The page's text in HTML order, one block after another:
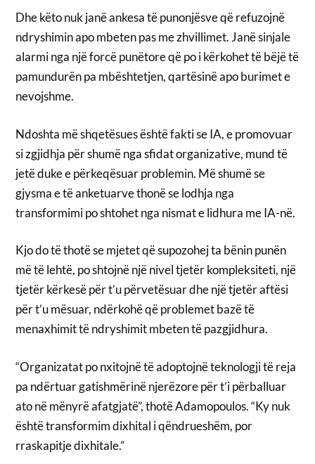
Dhe këto nuk janë ankesa të punonjësve që refuzojnë
ndryshimin apo mbeten pas me zhvillimet. Janë sinjale
alarmi nga një forcë punëtore që po i kërkohet të bëjë të
pamundurën pa mbështetjen, qartësinë apo burimet e
nevojshme.
Ndoshta më shqetësues është fakti se IA, e promovuar
si zgjidhja për shumë nga sfidat organizative, mund të
jetë duke e përkeqësuar problemin. Më shumë se
gjysma e të anketuarve thonë se lodhja nga
transformimi po shtohet nga nismat e lidhura me IA-në.
Kjo do të thotë se mjetet që supozohej ta bënin punën
më të lehtë, po shtojnë një nivel tjetër kompleksiteti, një
tjetër kërkesë për t’u përvetësuar dhe një tjetër aftësi
për t’u mësuar, ndërkohë që problemet bazë të
menaxhimit të ndryshimit mbeten të pazgjidhura.
“Organizatat po nxitojnë të adoptojnë teknologji të reja
pa ndërtuar gatishmërinë njerëzore për t’i përballuar
ato në mënyrë afatgjatë”, thotë Adamopoulos. “Ky nuk
është transformim dixhital i qëndrueshëm, por
rraskapitje dixhitale.”